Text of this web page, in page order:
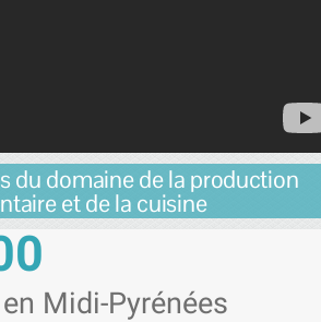
du domaine de la production
et de la cuisine
Midi-Pyrénées